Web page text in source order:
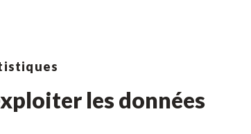
les données